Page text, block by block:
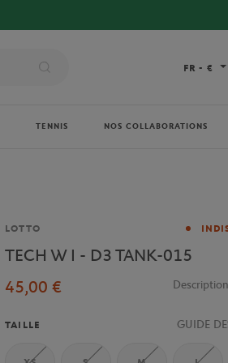
FR - €
TENNIS NOS COLLABORATIONS
Marque
LOTTO
TECH W I - D3 TANK-015
45,00 €
TAILLE GUIDE